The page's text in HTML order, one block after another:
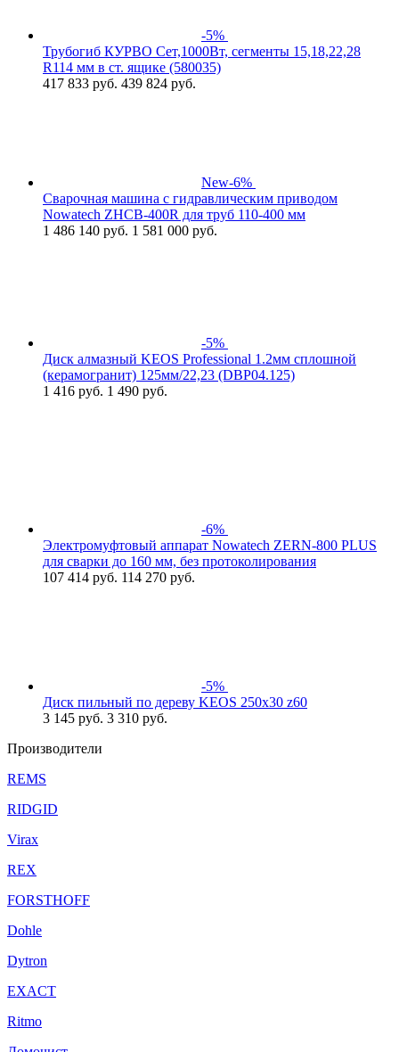
-5%
Трубогиб КУРВО Сет,1000Вт, сегменты 15,18,22,28
R114 мм в ст. ящике (580035)
417 833 руб. 439 824 руб.
New-6%
Сварочная машина с гидравлическим приводом
Nowatech ZHCB-400R для труб 110-400 мм
1 486 140 руб. 1 581 000 руб.
-5%
Диск алмазный KEOS Professional 1.2мм сплошной
(керамогранит) 125мм/22,23 (DBP04.125)
1 416 руб. 1 490 руб.
-6%
Электромуфтовый аппарат Nowatech ZERN-800 PLUS
для сварки до 160 мм, без протоколирования
107 414 руб. 114 270 руб.
-5%
Диск пильный по дереву KEOS 250x30 z60
3 145 руб. 3 310 руб.
Производители
REMS
RIDGID
Virax
REX
FORSTHOFF
Dohle
Dytron
EXACT
Ritmo